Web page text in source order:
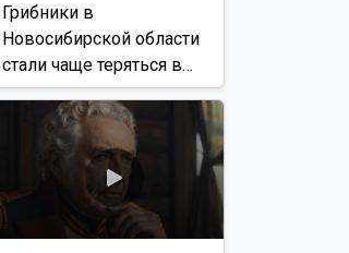
Грибники в
Новосибирской области
стали чаще теряться в
лесах